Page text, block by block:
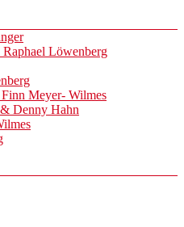
Löwenberg
Meyer- Wilmes
Denny Hahn